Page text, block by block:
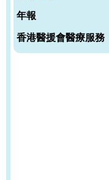
年報
香港醫援會醫療服務